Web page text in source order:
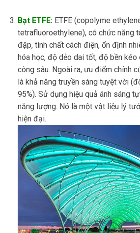
Bạt ETFE: ETFE (copolyme
tetrafluoroethylene), có chức năng
đập, tính chất cách điện, ổn định
hóa học, độ dẻo dai tốt, độ bền kéo
công sâu. Ngoài ra, ưu điểm chính
là khả năng truyền sáng tuyệt vời
95%). Sử dụng hiệu quả ánh sáng
năng lượng. Nó là một vật liệu lý
hiện đại.